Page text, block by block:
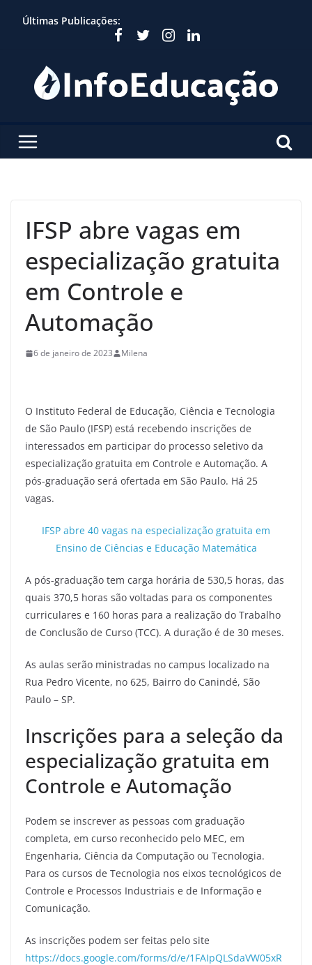
Últimas Publicações:
IFSP abre vagas em
especialização gratuita
em Controle e
Automação
6 de janeiro de 2023 Milena
O Instituto Federal de Educação, Ciência e Tecnologia
de São Paulo (IFSP) está recebendo inscrições de
interessados em participar do processo seletivo da
especialização gratuita em Controle e Automação. A
pós-graduação será ofertada em São Paulo. Há 25
vagas.
IFSP abre 40 vagas na especialização gratuita em
Ensino de Ciências e Educação Matemática
A pós-graduação tem carga horária de 530,5 horas, das
quais 370,5 horas são voltadas para os componentes
curriculares e 160 horas para a realização do Trabalho
de Conclusão de Curso (TCC). A duração é de 30 meses.
As aulas serão ministradas no campus localizado na
Rua Pedro Vicente, no 625, Bairro do Canindé, São
Paulo – SP.
Inscrições para a seleção da
especialização gratuita em
Controle e Automação
Podem se inscrever as pessoas com graduação
completa, em curso reconhecido pelo MEC, em
Engenharia, Ciência da Computação ou Tecnologia.
Para os cursos de Tecnologia nos eixos tecnológicos de
Controle e Processos Industriais e de Informação e
Comunicação.
As inscrições podem ser feitas pelo site
https://docs.google.com/forms/d/e/1FAIpQLSdaVW05xR